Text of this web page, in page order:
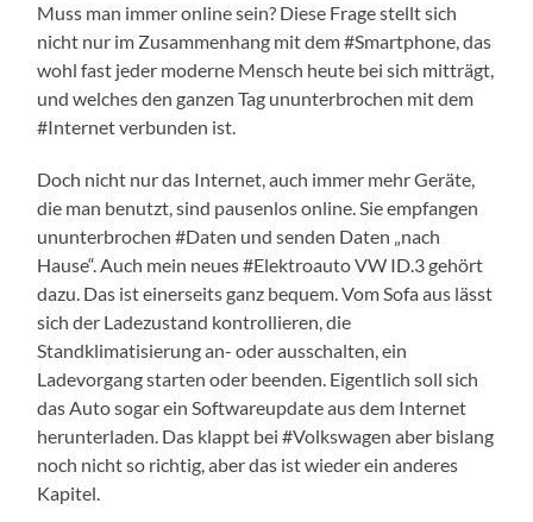
Muss man immer online sein? Diese Frage stellt sich
nicht nur im Zusammenhang mit dem #Smartphone, das
wohl fast jeder moderne Mensch heute bei sich mitträgt,
und welches den ganzen Tag ununterbrochen mit dem
#Internet verbunden ist.
Doch nicht nur das Internet, auch immer mehr Geräte,
die man benutzt, sind pausenlos online. Sie empfangen
ununterbrochen #Daten und senden Daten „nach
Hause“. Auch mein neues #Elektroauto VW ID.3 gehört
dazu. Das ist einerseits ganz bequem. Vom Sofa aus lässt
sich der Ladezustand kontrollieren, die
Standklimatisierung an- oder ausschalten, ein
Ladevorgang starten oder beenden. Eigentlich soll sich
das Auto sogar ein Softwareupdate aus dem Internet
herunterladen. Das klappt bei #Volkswagen aber bislang
noch nicht so richtig, aber das ist wieder ein anderes
Kapitel.